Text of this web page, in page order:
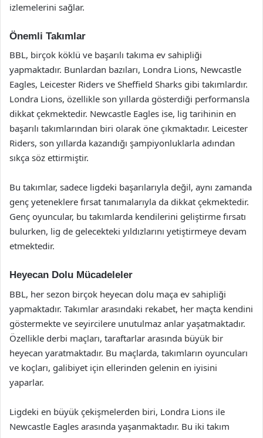
izlemelerini sağlar.
Önemli Takımlar
BBL, birçok köklü ve başarılı takıma ev sahipliği
yapmaktadır. Bunlardan bazıları, Londra Lions, Newcastle
Eagles, Leicester Riders ve Sheffield Sharks gibi takımlardır.
Londra Lions, özellikle son yıllarda gösterdiği performansla
dikkat çekmektedir. Newcastle Eagles ise, lig tarihinin en
başarılı takımlarından biri olarak öne çıkmaktadır. Leicester
Riders, son yıllarda kazandığı şampiyonluklarla adından
sıkça söz ettirmiştir.
Bu takımlar, sadece ligdeki başarılarıyla değil, aynı zamanda
genç yeteneklere fırsat tanımalarıyla da dikkat çekmektedir.
Genç oyuncular, bu takımlarda kendilerini geliştirme fırsatı
bulurken, lig de gelecekteki yıldızlarını yetiştirmeye devam
etmektedir.
Heyecan Dolu Mücadeleler
BBL, her sezon birçok heyecan dolu maça ev sahipliği
yapmaktadır. Takımlar arasındaki rekabet, her maçta kendini
göstermekte ve seyircilere unutulmaz anlar yaşatmaktadır.
Özellikle derbi maçları, taraftarlar arasında büyük bir
heyecan yaratmaktadır. Bu maçlarda, takımların oyuncuları
ve koçları, galibiyet için ellerinden gelenin en iyisini
yaparlar.
Ligdeki en büyük çekişmelerden biri, Londra Lions ile
Newcastle Eagles arasında yaşanmaktadır. Bu iki takım